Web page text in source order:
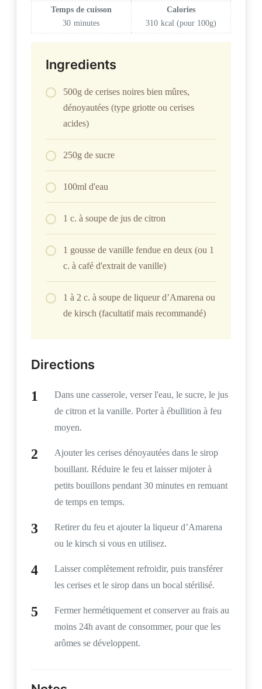
Temps de cuisson
30 minutes
Calories
310 kcal (pour 100g)
Ingredients
500g de cerises noires bien mûres,
dénoyautées (type griotte ou cerises
acides)
250g de sucre
100ml d'eau
1 c. à soupe de jus de citron
1 gousse de vanille fendue en deux (ou 1
c. à café d'extrait de vanille)
1 à 2 c. à soupe de liqueur d’Amarena ou
de kirsch (facultatif mais recommandé)
Directions
Dans une casserole, verser l'eau, le sucre, le jus
de citron et la vanille. Porter à ébullition à feu
moyen.
Ajouter les cerises dénoyautées dans le sirop
bouillant. Réduire le feu et laisser mijoter à
petits bouillons pendant 30 minutes en remuant
de temps en temps.
Retirer du feu et ajouter la liqueur d’Amarena
ou le kirsch si vous en utilisez.
Laisser complètement refroidir, puis transférer
les cerises et le sirop dans un bocal stérilisé.
Fermer hermétiquement et conserver au frais au
moins 24h avant de consommer, pour que les
arômes se développent.